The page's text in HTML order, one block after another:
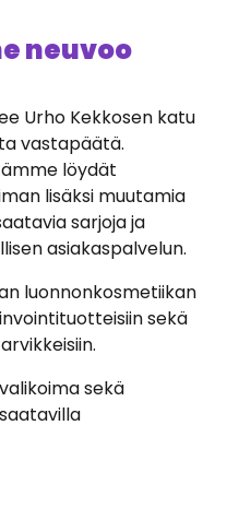
neuvoo
Urho Kekkosen katu
vastapäätä.
löydät
lisäksi muutamia
sarjoja ja
asiakaspalvelun.
luonnonkosmetiikan
sekä
sekä